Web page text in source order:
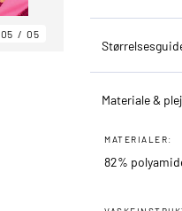
05 05
Materiale &
MATERIALER:
82%